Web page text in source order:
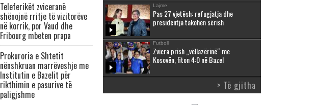
Teleferikët zviceranë
shënojnë rritje të vizitorëve
në korrik, por Vaud dhe
Fribourg mbeten prapa
Prokuroria e Shtetit
nënshkruan marrëveshje me
Institutin e Bazelit për
rikthimin e pasurive të
paligjshme
Lajme
Pas 27 vjetësh: refugjatja dhe
presidentja takohen sërish
Futboll
Zvicra prish „vëllazërinë“ me
Kosovën, fiton 4:0 në Bazel
> Të gjitha